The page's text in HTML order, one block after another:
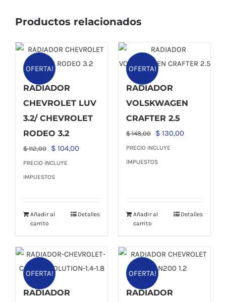
Productos relacionados
OFERTA!
RADIADOR
CHEVROLET LUV
3.2/ CHEVROLET
RODEO 3.2
$112,00
El
precio
original
$ 104,00El
PRECIO INCLUYE
IMPUESTOS
Añadir al
carrito
Detalles
OFERTA!
RADIADOR
VOLSKWAGEN
CRAFTER 2.5
$148,00
El
precio
original
$ 130,00El
PRECIO INCLUYE
IMPUESTOS
Añadir al
carrito
Detalles
OFERTA!
RADIADOR
OFERTA!
RADIADOR